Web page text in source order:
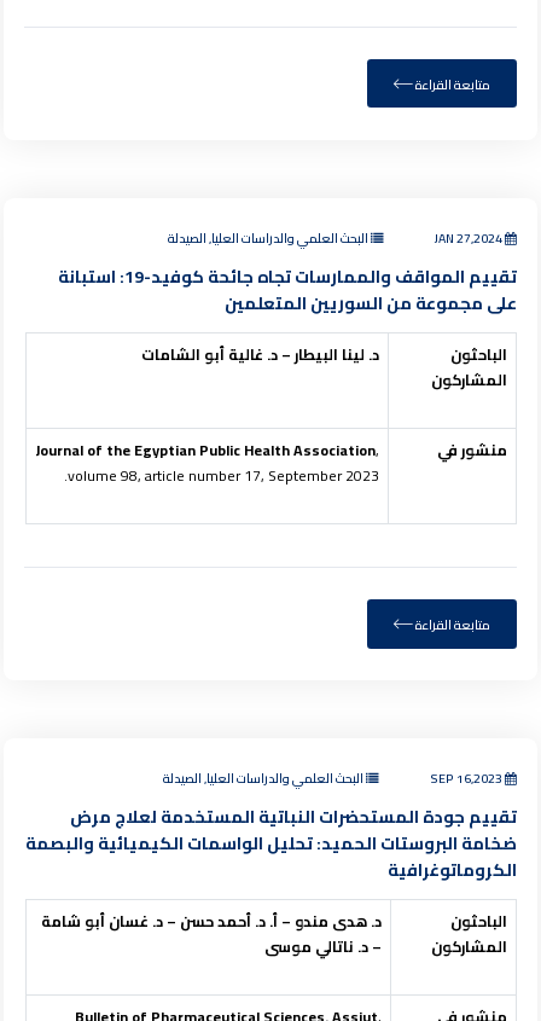
متابعة القراءة
JAN 27,2024 البحث العلمي والدراسات العليا, الصيدلة
تقييم المواقف والممارسات تجاه جائحة كوفيد-19: استبانة
على مجموعة من السوريين المتعلمين
الباحثون
المشاركون
د. لينا البيطار – د. غالية أبو الشامات
منشور في Journal of the Egyptian Public Health Association,
volume 98, article number 17, September 2023.
متابعة القراءة
البحث العلمي والدراسات العليا, الصيدلة
تقييم جودة المستحضرات النباتية المستخدمة لعلاج مرض
ضخامة البروستات الحميد: تحليل الواسمات الكيميائية والبصمة
الكروماتوغرافية
الباحثون
المشاركون
د. هدى مندو – أ. د. أحمد حسن – د. غسان أبو شامة
– د. ناتالي موسى